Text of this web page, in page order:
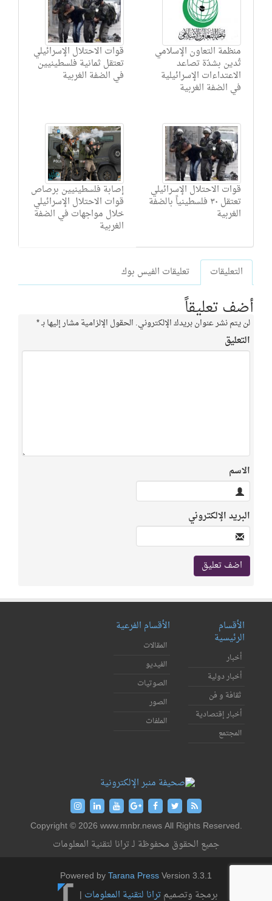
قوات الاحتلال الإسرائيلي
تعتقل ثمانية فلسطينيين
في الضفة الغربية
منظمة التعاون الإسلامي
تُدين بشدّة تصاعد
الاعتداءات الإسرائيلية
في الضفة الغربية
إصابة فلسطينيين برصاص
قوات الاحتلال الإسرائيلي
خلال مواجهات في الضفة
الغربية
قوات الاحتلال الإسرائيلي
تعتقل ٣٠ فلسطينياً بالضفة
الغربية
التعليقات تعليقات الفيس بوك
أضف تعليقاً
لن يتم نشر عنوان بريدك الإلكتروني. الحقول الإلزامية مشار إليها بـ*
التعليق
الاسم
البريد الإلكتروني
الأقسام
الرئيسية
أخبار
أخبار دولية
ثقافة و فن
أخبار إقتصادية
المجتمع
الأقسام الفرعية
المقالات
الفيديو
الصوتيات
الصور
الملفات
Copyright © 2026 www.mnbr.news All Rights Reserved.
جميع الحقوق محفوظة لـ ترانا لتقنية المعلومات
Powered byTarana PressVersion 3.3.1
برمجة وتصميمترانا لتقنية المعلومات |